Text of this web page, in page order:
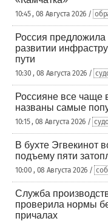
10:45 , 08 Августа 2026 /
Россия
развитии
пути
10:30 , 08 Августа 2026 /
Россияне все чаще
названы самые
10:15 , 08 Августа 2026 /
В бухте Эгвекинот
подъему пяти
10:00 , 08 Августа 2026 /
Служба
проверила нормы
причалах